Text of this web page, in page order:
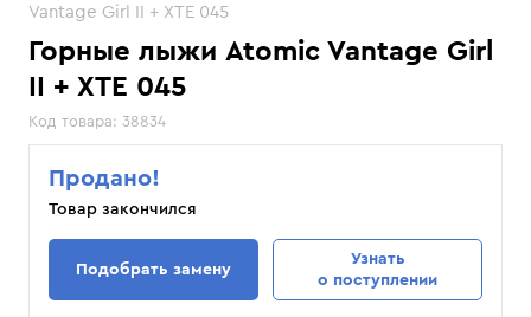
Горные лыжи Atomic Vantage Girl
II + XTE 045
Код товара: 38834
Vantage Girl II + XTE 045
Продано!
Товар закончился
Подобрать замену
Узнать
о поступлении